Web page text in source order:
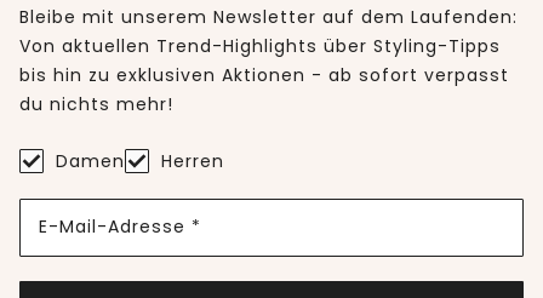
Bleibe mit unserem Newsletter auf dem Laufenden:
Von aktuellen Trend-Highlights über Styling-Tipps
bis hin zu exklusiven Aktionen - ab sofort verpasst
du nichts mehr!
Damen Herren
E-Mail-Adresse *